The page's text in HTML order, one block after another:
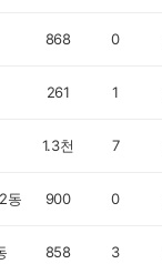
868 0
261 1
1.3천 7
동 900 0
858 3